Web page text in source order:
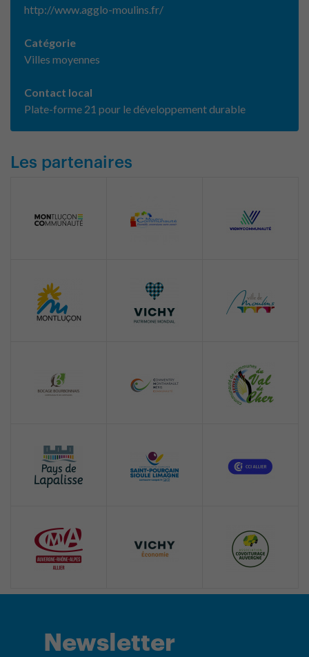
http://www.agglo-moulins.fr/
Catégorie
Villes moyennes
Contact local
Plate-forme 21 pour le développement durable
Les partenaires
Newsletter